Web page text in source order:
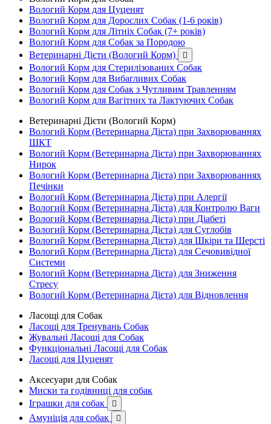
Вологий Корм для Цуценят
Вологий Корм для Дорослих Собак (1-6 років)
Вологий Корм для Літніх Собак (7+ років)
Вологий Корм для Собак за Породою
Ветеринарні Дієти (Вологий Корм)

Вологий Корм для Стерилізованих Собак
Вологий Корм для Вибагливих Собак
Вологий Корм для Собак з Чутливим Травленням
Вологий Корм для Вагітних та Лактуючих Собак
Ветеринарні Дієти (Вологий Корм)
Вологий Корм (Ветеринарна Дієта) при Захворюваннях
ШКТ
Вологий Корм (Ветеринарна Дієта) при Захворюваннях
Нирок
Вологий Корм (Ветеринарна Дієта) при Захворюваннях
Печінки
Вологий Корм (Ветеринарна Дієта) при Алергії
Вологий Корм (Ветеринарна Дієта) для Контролю Ваги
Вологий Корм (Ветеринарна Дієта) при Діабеті
Вологий Корм (Ветеринарна Дієта) для Суглобів
Вологий Корм (Ветеринарна Дієта) для Шкіри та Шерсті
Вологий Корм (Ветеринарна Дієта) для Сечовивідної
Системи
Вологий Корм (Ветеринарна Дієта) для Зниження
Стресу
Вологий Корм (Ветеринарна Дієта) для Відновлення
Ласощі для Собак
Ласощі для Тренувань Собак
Жувальні Ласощі для Собак
Функціональні Ласощі для Собак
Ласощі для Цуценят
Аксесуари для Собак
Миски та годівниці для собак
Іграшки для собак

Амуніція для собак 